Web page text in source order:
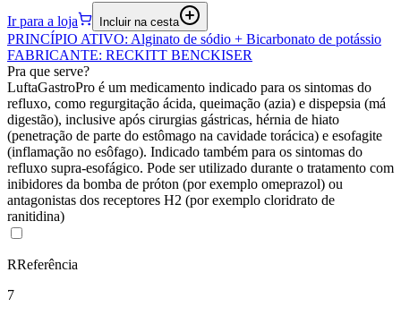
Ir para a loja Incluir na cesta
PRINCÍPIO ATIVO: Alginato de sódio + Bicarbonato de potássio
FABRICANTE: RECKITT BENCKISER
Pra que serve?
LuftaGastroPro é um medicamento indicado para os sintomas do
refluxo, como regurgitação ácida, queimação (azia) e dispepsia (má
digestão), inclusive após cirurgias gástricas, hérnia de hiato
(penetração de parte do estômago na cavidade torácica) e esofagite
(inflamação no esôfago). Indicado também para os sintomas do
refluxo supra-esofágico. Pode ser utilizado durante o tratamento com
inibidores da bomba de próton (por exemplo omeprazol) ou
antagonistas dos receptores H2 (por exemplo cloridrato de
ranitidina)
RReferência
7